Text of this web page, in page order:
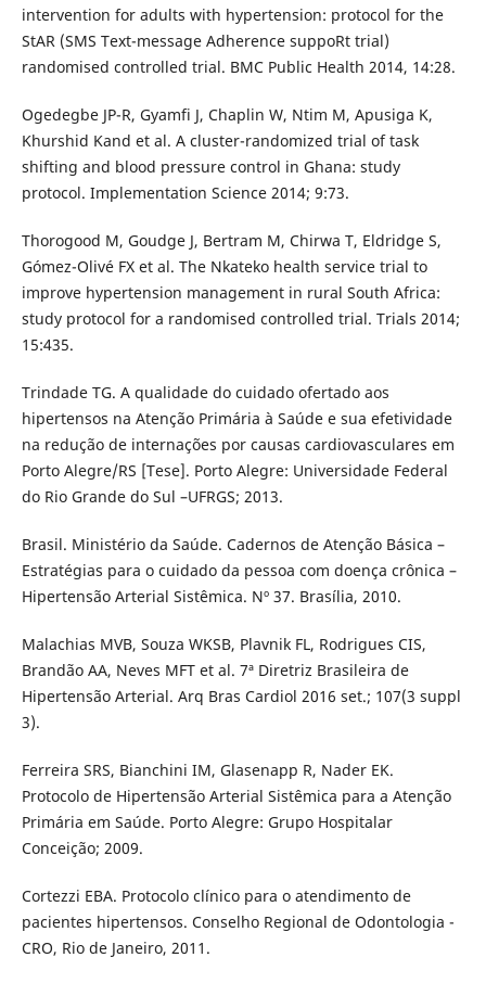
intervention for adults with hypertension: protocol for the
StAR (SMS Text-message Adherence suppoRt trial)
randomised controlled trial. BMC Public Health 2014, 14:28.
Ogedegbe JP-R, Gyamfi J, Chaplin W, Ntim M, Apusiga K,
Khurshid Kand et al. A cluster-randomized trial of task
shifting and blood pressure control in Ghana: study
protocol. Implementation Science 2014; 9:73.
Thorogood M, Goudge J, Bertram M, Chirwa T, Eldridge S,
Gómez-Olivé FX et al. The Nkateko health service trial to
improve hypertension management in rural South Africa:
study protocol for a randomised controlled trial. Trials 2014;
15:435.
Trindade TG. A qualidade do cuidado ofertado aos
hipertensos na Atenção Primária à Saúde e sua efetividade
na redução de internações por causas cardiovasculares em
Porto Alegre/RS [Tese]. Porto Alegre: Universidade Federal
do Rio Grande do Sul –UFRGS; 2013.
Brasil. Ministério da Saúde. Cadernos de Atenção Básica –
Estratégias para o cuidado da pessoa com doença crônica –
Hipertensão Arterial Sistêmica. Nº 37. Brasília, 2010.
Malachias MVB, Souza WKSB, Plavnik FL, Rodrigues CIS,
Brandão AA, Neves MFT et al. 7ª Diretriz Brasileira de
Hipertensão Arterial. Arq Bras Cardiol 2016 set.; 107(3 suppl
3).
Ferreira SRS, Bianchini IM, Glasenapp R, Nader EK.
Protocolo de Hipertensão Arterial Sistêmica para a Atenção
Primária em Saúde. Porto Alegre: Grupo Hospitalar
Conceição; 2009.
Cortezzi EBA. Protocolo clínico para o atendimento de
pacientes hipertensos. Conselho Regional de Odontologia -
CRO, Rio de Janeiro, 2011.